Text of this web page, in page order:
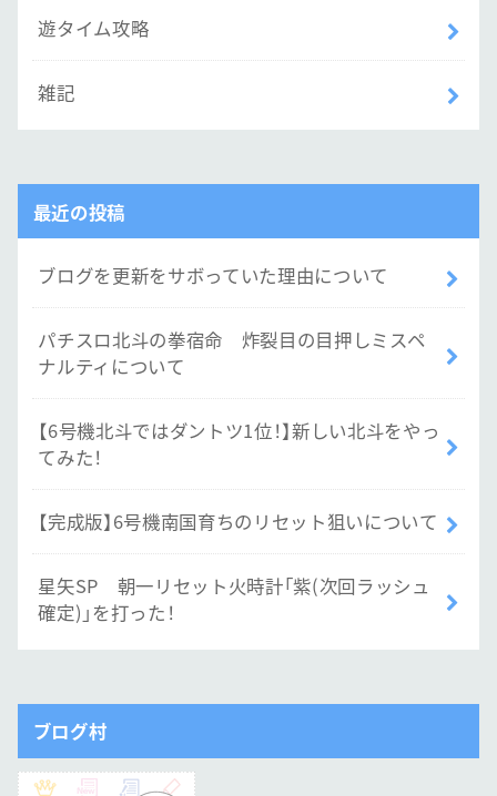
遊タイム攻略
雑記
最近の投稿
ブログを更新をサボっていた理由について
パチスロ北斗の拳宿命 炸裂目の目押しミスペ
ナルティについて
【6号機北斗ではダントツ1位！】新しい北斗をやっ
てみた！
【完成版】6号機南国育ちのリセット狙いについて
星矢SP 朝一リセット火時計「紫(次回ラッシュ
確定)」を打った！
ブログ村